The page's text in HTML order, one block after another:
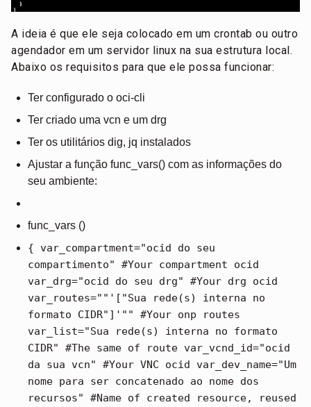
A ideia é que ele seja colocado em um crontab ou outro
agendador em um servidor linux na sua estrutura local.
Abaixo os requisitos para que ele possa funcionar:
Ter configurado o oci-cli
Ter criado uma vcn e um drg
Ter os utilitários dig, jq instalados
Ajustar a função func_vars() com as informações do
seu ambiente:
func_vars ()
{ var_compartment="ocid do seu
compartimento" #Your compartment ocid
var_drg="ocid do seu drg" #Your drg ocid
var_routes=""'["Sua rede(s) interna no
formato CIDR"]'"" #Your onp routes
var_list="Sua rede(s) interna no formato
CIDR" #The same of route var_vcnd_id="ocid
da sua vcn" #Your VNC ocid var_dev_name="Um
nome para ser concatenado ao nome dos
recursos" #Name of created resource, reused